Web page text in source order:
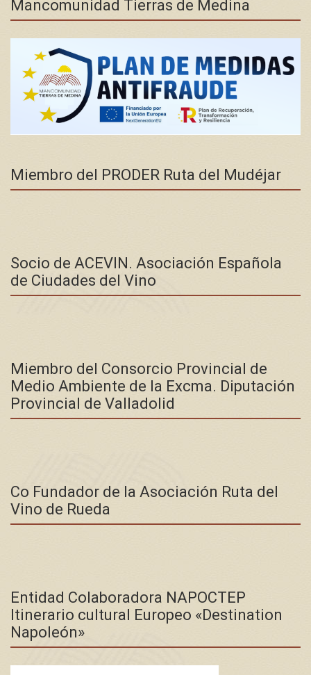
Mancomunidad Tierras de Medina
Miembro del PRODER Ruta del Mudéjar
Socio de ACEVIN. Asociación Española
de Ciudades del Vino
Miembro del Consorcio Provincial de
Medio Ambiente de la Excma. Diputación
Provincial de Valladolid
Co Fundador de la Asociación Ruta del
Vino de Rueda
Entidad Colaboradora NAPOCTEP
Itinerario cultural Europeo «Destination
Napoleón»